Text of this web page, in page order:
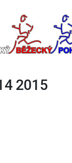
2015